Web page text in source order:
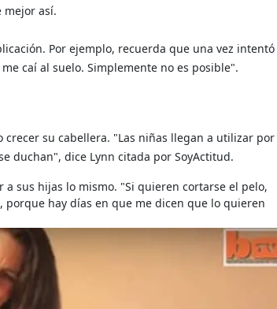
mejor así.
Por ejemplo, recuerda que una vez intentó
caí al suelo. Simplemente no es posible".
su cabellera. "Las niñas llegan a utilizar por
duchan", dice Lynn citada por SoyActitud.
sus hijas lo mismo. "Si quieren cortarse el pelo,
hay días en que me dicen que lo quieren